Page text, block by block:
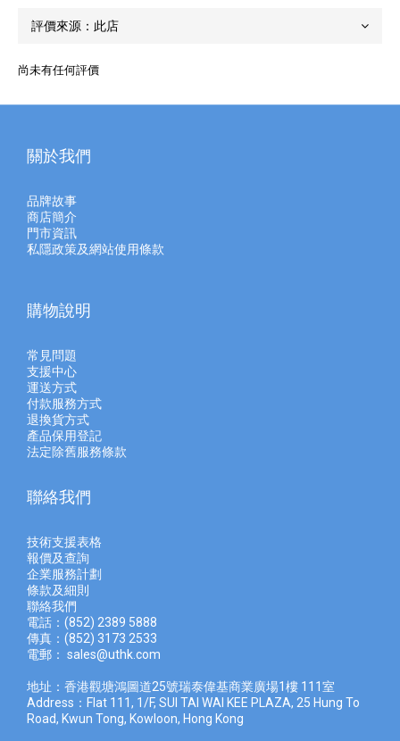
尚未有任何評價
關於我們
品牌故事
商店簡介
門市資訊
私隱政策及網站使用條款
購物說明
常見問題
支援中心
運送方式
付款服務方式
退換貨方式
產品保用登記
法定除舊服務條款
聯絡我們
技術支援表格
報價及查詢
企業服務計劃
條款及細則
聯絡我們
電話：(852) 2389 5888
傳真：(852) 3173 2533
電郵： sales@uthk.com
地址：香港觀塘鴻圖道25號瑞泰偉基商業廣場1樓 111室
Address：Flat 111, 1/F, SUI TAI WAI KEE PLAZA, 25 Hung To
Road, Kwun Tong, Kowloon, Hong Kong